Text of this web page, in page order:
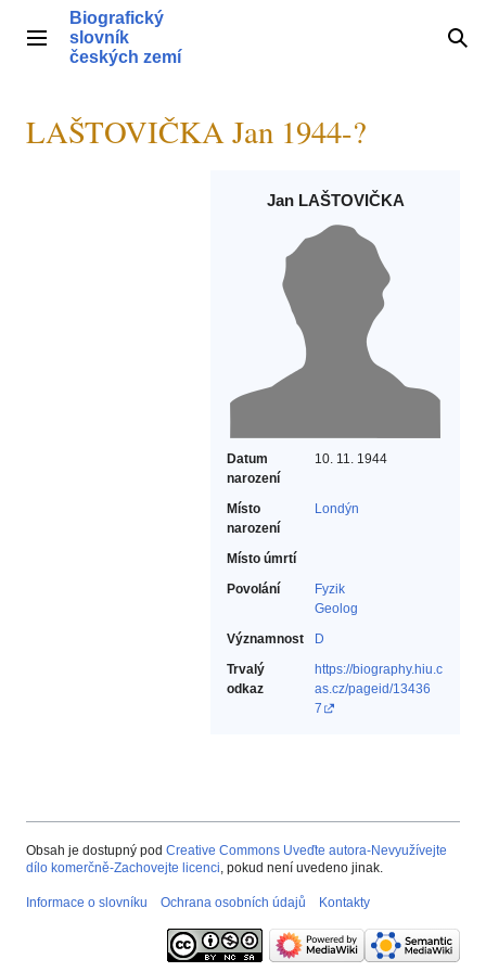
obsahHlavní menu
Biografický
slovník
českých zemí
LAŠTOVIČKA Jan 1944-?
Jan LAŠTOVIČKA
Datum
narození
10. 11. 1944
Místo
narození
Londýn
Místo úmrtí
Povolání
Fyzik‎
Geolog‎
Významnost
D
Trvalý
odkaz
https://biography.hiu.c
as.cz/pageid/13436
7
Obsah je dostupný pod Creative Commons Uveďte autora-Nevyužívejte
dílo komerčně-Zachovejte licenci, pokud není uvedeno jinak.
Informace o slovníku Ochrana osobních údajů Kontakty